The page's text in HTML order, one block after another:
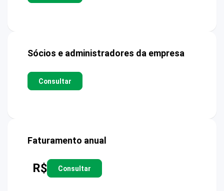
Sócios e administradores da empresa
Consultar
Faturamento anual
R$ Consultar